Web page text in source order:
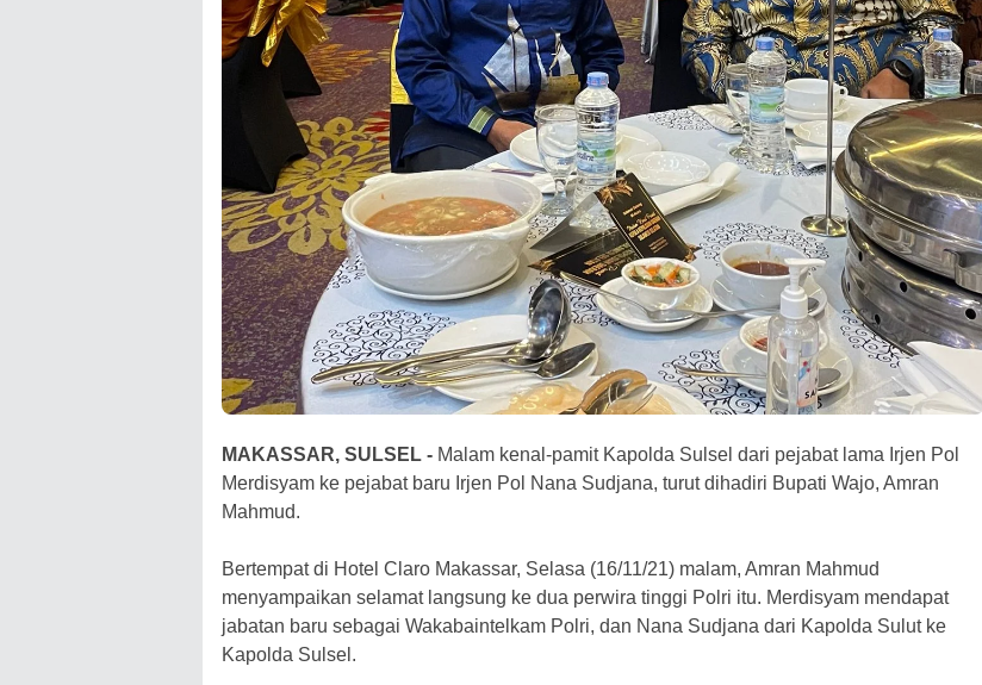
MAKASSAR, SULSEL - Malam kenal-pamit Kapolda Sulsel dari pejabat lama Irjen Pol
Merdisyam ke pejabat baru Irjen Pol Nana Sudjana, turut dihadiri Bupati Wajo, Amran
Mahmud.
Bertempat di Hotel Claro Makassar, Selasa (16/11/21) malam, Amran Mahmud
menyampaikan selamat langsung ke dua perwira tinggi Polri itu. Merdisyam mendapat
jabatan baru sebagai Wakabaintelkam Polri, dan Nana Sudjana dari Kapolda Sulut ke
Kapolda Sulsel.